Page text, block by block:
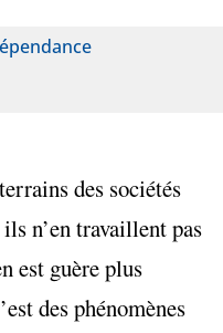
des sociétés
n’en travaillent pas
est guère plus
des phénomènes